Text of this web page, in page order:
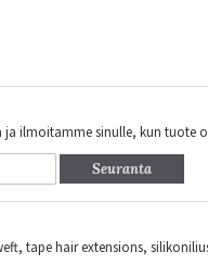
ilmoitamme sinulle, kun tuote
Seuranta
tape hair extensions,